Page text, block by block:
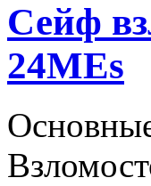
Сейф
24MEs